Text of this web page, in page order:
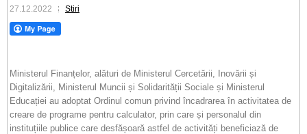
27.12.2022 Stiri
Ministerul Finanțelor, alături de Ministerul Cercetării, Inovării și
Digitalizării, Ministerul Muncii și Solidarității Sociale și Ministerul
Educației au adoptat Ordinul comun privind încadrarea în activitatea de
creare de programe pentru calculator, prin care și personalul din
instituțiile publice care desfășoară astfel de activități beneficiază de